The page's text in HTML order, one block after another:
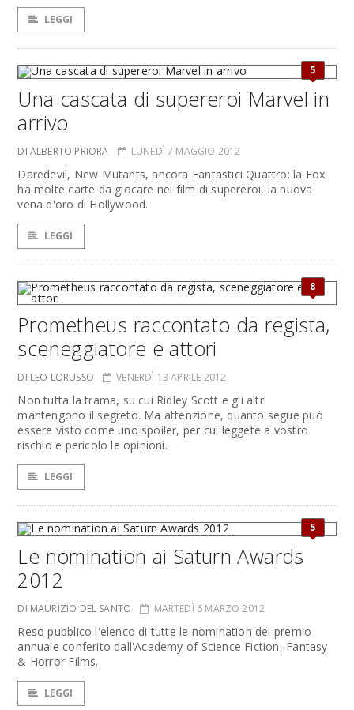
LEGGI
5
Una cascata di supereroi Marvel in
arrivo
DI ALBERTO PRIORA LUNEDÌ 7 MAGGIO 2012
Daredevil, New Mutants, ancora Fantastici Quattro: la Fox
ha molte carte da giocare nei film di supereroi, la nuova
vena d'oro di Hollywood.
LEGGI
8
Prometheus raccontato da regista,
sceneggiatore e attori
DI LEO LORUSSO VENERDÌ 13 APRILE 2012
Non tutta la trama, su cui Ridley Scott e gli altri
mantengono il segreto. Ma attenzione, quanto segue può
essere visto come uno spoiler, per cui leggete a vostro
rischio e pericolo le opinioni.
LEGGI
5
Le nomination ai Saturn Awards
2012
DI MAURIZIO DEL SANTO MARTEDÌ 6 MARZO 2012
Reso pubblico l'elenco di tutte le nomination del premio
annuale conferito dall'Academy of Science Fiction, Fantasy
& Horror Films.
LEGGI